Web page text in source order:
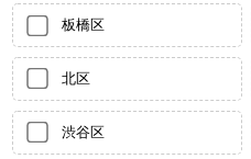
板橋区
北区
渋谷区